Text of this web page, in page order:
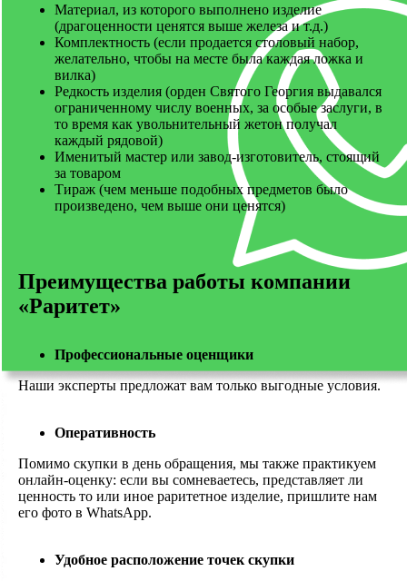
Материал, из которого выполнено изделие
(драгоценности ценятся выше железа и т.д.)
Комплектность (если продается столовый набор,
желательно, чтобы на месте была каждая ложка и
вилка)
Редкость изделия (орден Святого Георгия выдавался
ограниченному числу военных, за особые заслуги, в
то время как увольнительный жетон получал
каждый рядовой)
Именитый мастер или завод-изготовитель, стоящий
за товаром
Тираж (чем меньше подобных предметов было
произведено, чем выше они ценятся)
Преимущества работы компании
«Раритет»
Профессиональные оценщики
Наши эксперты предложат вам только выгодные условия.
Оперативность
Помимо скупки в день обращения, мы также практикуем
онлайн-оценку: если вы сомневаетесь, представляет ли
ценность то или иное раритетное изделие, пришлите нам
его фото в WhatsApp.
Удобное расположение точек скупки